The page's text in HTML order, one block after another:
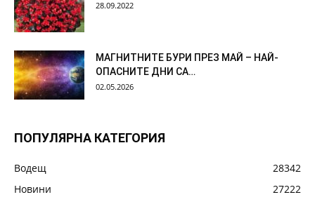
28.09.2022
МАГНИТНИТЕ БУРИ ПРЕЗ МАЙ – НАЙ-
ОПАСНИТЕ ДНИ СА…
02.05.2026
ПОПУЛЯРНА КАТЕГОРИЯ
Водещ
28342
Новини
27222